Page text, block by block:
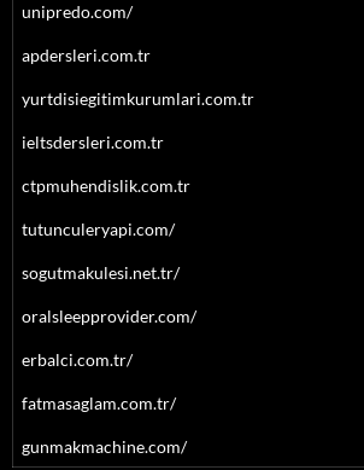
unipredo.com/
apdersleri.com.tr
yurtdisiegitimkurumlari.com.tr
ieltsdersleri.com.tr
ctpmuhendislik.com.tr
tutunculeryapi.com/
sogutmakulesi.net.tr/
oralsleepprovider.com/
erbalci.com.tr/
fatmasaglam.com.tr/
gunmakmachine.com/